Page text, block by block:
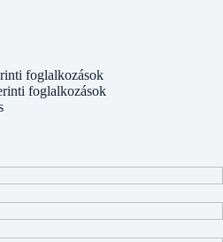
foglalkozások
foglalkozások